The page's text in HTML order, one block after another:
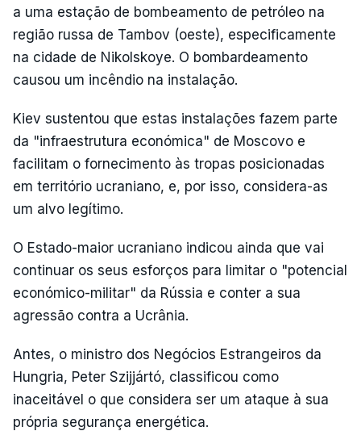
a uma estação de bombeamento de petróleo na
região russa de Tambov (oeste), especificamente
na cidade de Nikolskoye. O bombardeamento
causou um incêndio na instalação.
Kiev sustentou que estas instalações fazem parte
da "infraestrutura económica" de Moscovo e
facilitam o fornecimento às tropas posicionadas
em território ucraniano, e, por isso, considera-as
um alvo legítimo.
O Estado-maior ucraniano indicou ainda que vai
continuar os seus esforços para limitar o "potencial
económico-militar" da Rússia e conter a sua
agressão contra a Ucrânia.
Antes, o ministro dos Negócios Estrangeiros da
Hungria, Peter Szijjártó, classificou como
inaceitável o que considera ser um ataque à sua
própria segurança energética.